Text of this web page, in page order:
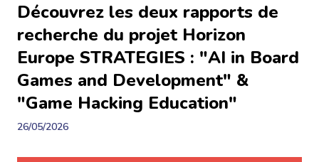
Découvrez les deux rapports de
recherche du projet Horizon
Europe STRATEGIES : "AI in Board
Games and Development" &
"Game Hacking Education"
26/05/2026